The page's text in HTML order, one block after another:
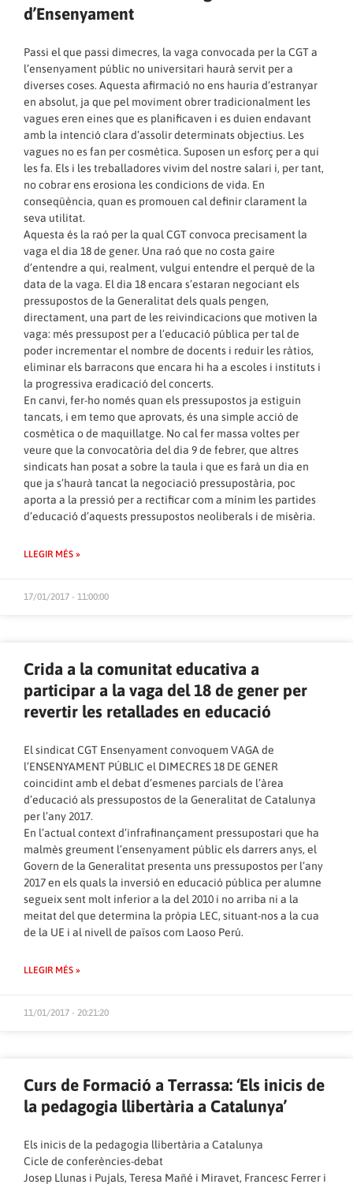
d’Ensenyament
Passi el que passi dimecres, la vaga convocada per la CGT a
l’ensenyament públic no universitari haurà servit per a
diverses coses. Aquesta afirmació no ens hauria d’estranyar
en absolut, ja que pel moviment obrer tradicionalment les
vagues eren eines que es planificaven i es duien endavant
amb la intenció clara d’assolir determinats objectius. Les
vagues no es fan per cosmètica. Suposen un esforç per a qui
les fa. Els i les treballadores vivim del nostre salari i, per tant,
no cobrar ens erosiona les condicions de vida. En
conseqüència, quan es promouen cal definir clarament la
seva utilitat.
Aquesta és la raó per la qual CGT convoca precisament la
vaga el dia 18 de gener. Una raó que no costa gaire
d’entendre a qui, realment, vulgui entendre el perquè de la
data de la vaga. El dia 18 encara s’estaran negociant els
pressupostos de la Generalitat dels quals pengen,
directament, una part de les reivindicacions que motiven la
vaga: més pressupost per a l’educació pública per tal de
poder incrementar el nombre de docents i reduir les ràtios,
eliminar els barracons que encara hi ha a escoles i instituts i
la progressiva eradicació del concerts.
En canvi, fer-ho només quan els pressupostos ja estiguin
tancats, i em temo que aprovats, és una simple acció de
cosmètica o de maquillatge. No cal fer massa voltes per
veure que la convocatòria del dia 9 de febrer, que altres
sindicats han posat a sobre la taula i que es farà un dia en
que ja s’haurà tancat la negociació pressupostària, poc
aporta a la pressió per a rectificar com a mínim les partides
d’educació d’aquests pressupostos neoliberals i de misèria.
LLEGIR MÉS »
17/01/2017 - 11:00:00
Crida a la comunitat educativa a
participar a la vaga del 18 de gener per
revertir les retallades en educació
El sindicat CGT Ensenyament convoquem VAGA de
l’ENSENYAMENT PÚBLIC el DIMECRES 18 DE GENER
coincidint amb el debat d’esmenes parcials de l’àrea
d’educació als pressupostos de la Generalitat de Catalunya
per l’any 2017.
En l’actual context d’infrafinançament pressupostari que ha
malmès greument l’ensenyament públic els darrers anys, el
Govern de la Generalitat presenta uns pressupostos per l’any
2017 en els quals la inversió en educació pública per alumne
segueix sent molt inferior a la del 2010 i no arriba ni a la
meitat del que determina la pròpia LEC, situant-nos a la cua
de la UE i al nivell de països com Laoso Perú.
LLEGIR MÉS »
11/01/2017 - 20:21:20
Curs de Formació a Terrassa: ‘Els inicis de
la pedagogia llibertària a Catalunya’
Els inicis de la pedagogia llibertària a Catalunya
Cicle de conferències-debat
Josep Llunas i Pujals, Teresa Mañé i Miravet, Francesc Ferrer i